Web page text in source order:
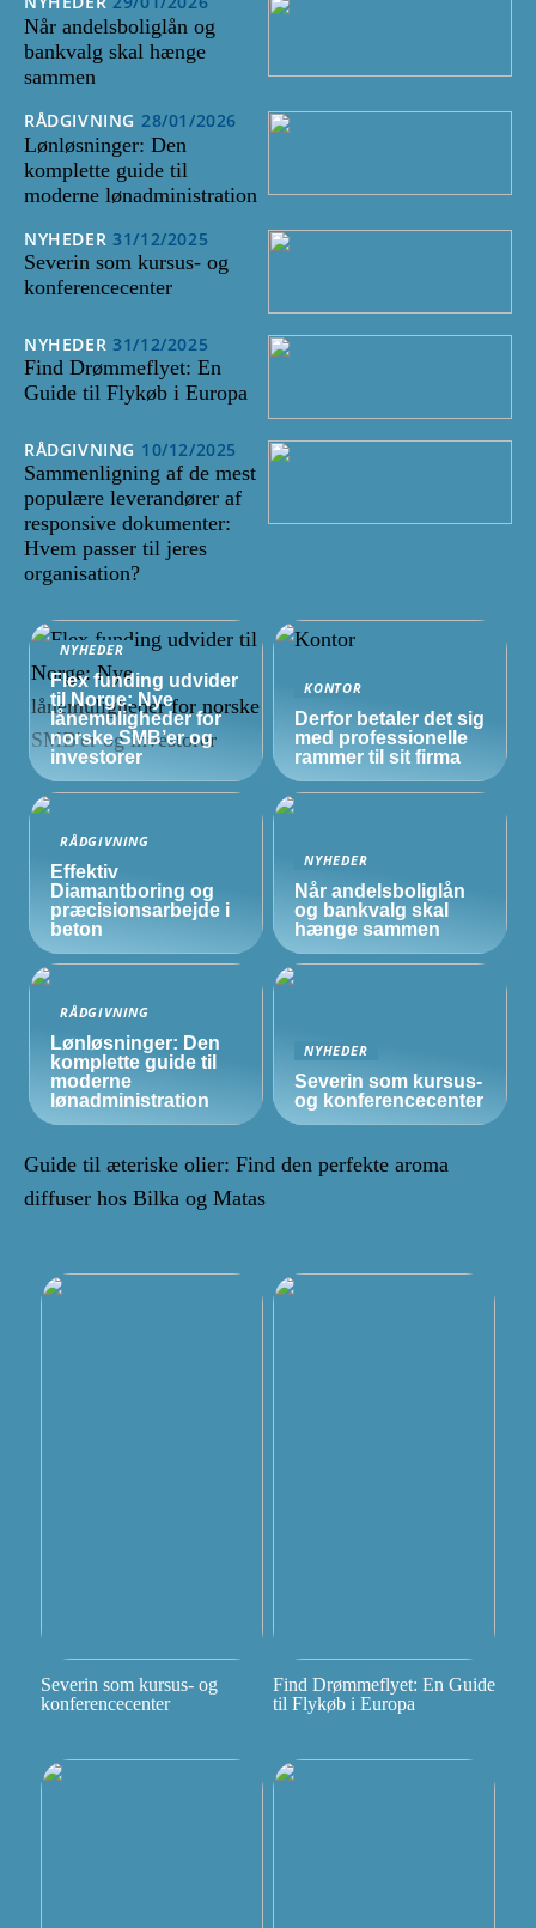
Når andelsboliglån og
bankvalg skal hænge
sammen
RÅDGIVNING 28/01/2026
Lønløsninger: Den
komplette guide til
moderne lønadministration
NYHEDER 31/12/2025
Severin som kursus- og
konferencecenter
NYHEDER 31/12/2025
Find Drømmeflyet: En
Guide til Flykøb i Europa
RÅDGIVNING 10/12/2025
Sammenligning af de mest
populære leverandører af
responsive dokumenter:
Hvem passer til jeres
organisation?
NYHEDER
Flex funding udvider
til Norge: Nye
lånemuligheder for
norskeSMB’erog
investorer
KONTOR
Derfor betaler det sig
med professionelle
rammer til sit firma
RÅDGIVNING
Effektiv
Diamantboring og
præcisionsarbejde i
beton
NYHEDER
Når andelsboliglån
og bankvalg skal
hænge sammen
RÅDGIVNING
Lønløsninger: Den
komplette guide til
moderne
lønadministration
NYHEDER
Severin som kursus-
og konferencecenter
Guide til æteriske olier: Find den perfekte aroma
diffuser hos Bilka og Matas
Severin som kursus- og
konferencecenter
Find Drømmeflyet: En Guide
til Flykøb i Europa